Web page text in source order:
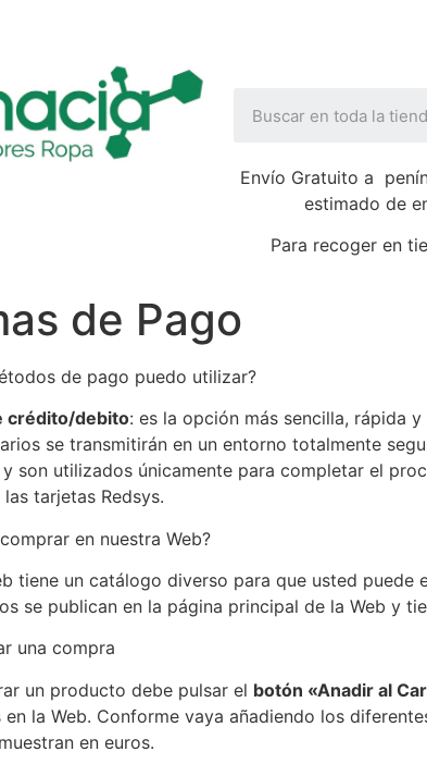
Envío Gratuito a
estimado de
Para recoger en
de Pago
de pago puedo utilizar?
crédito/debito: es la opción más sencilla, rápida
se transmitirán en un entorno totalmente
son utilizados únicamente para completar el
tarjetas Redsys.
en nuestra Web?
tiene un catálogo diverso para que usted
se publican en la página principal de la Web y
una compra
un producto debe pulsar el botón «Anadir al
en la Web. Conforme vaya añadiendo los
en euros.